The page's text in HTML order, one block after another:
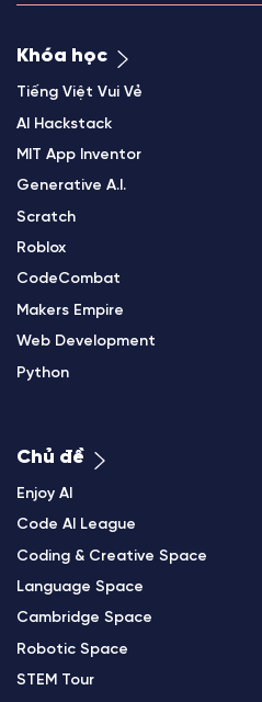
Khóa học
Tiếng Việt Vui Vẻ
AI Hackstack
MIT App Inventor
Generative A.I.
Scratch
Roblox
CodeCombat
Makers Empire
Web Development
Python
Chủ đề
Enjoy AI
Code AI League
Coding & Creative Space
Language Space
Cambridge Space
Robotic Space
STEM Tour